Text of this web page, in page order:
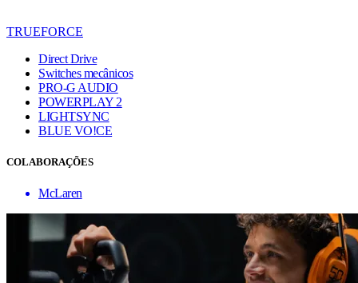
TRUEFORCE
Direct Drive
Switches mecânicos
PRO-G AUDIO
POWERPLAY 2
LIGHTSYNC
BLUE VO!CE
COLABORAÇÕES
McLaren